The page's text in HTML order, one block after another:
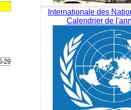
29
Internationale des
Calendrier de